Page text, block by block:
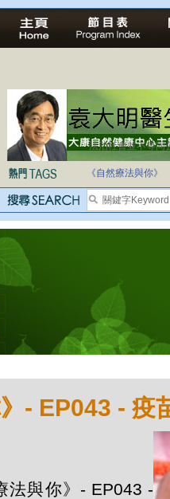
法治社會並不等同
《自然療法與你》
》- EP043 - 疫
法與你》- EP043 -